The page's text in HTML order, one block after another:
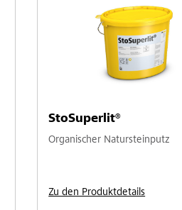
StoSuperlit®
Organischer Natursteinputz
Zu den Produktdetails